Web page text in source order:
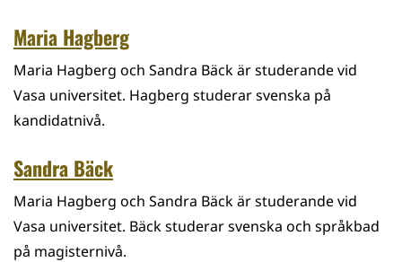
Maria Hagberg
Maria Hagberg och Sandra Bäck är studerande vid
Vasa universitet. Hagberg studerar svenska på
kandidatnivå.
Sandra Bäck
Maria Hagberg och Sandra Bäck är studerande vid
Vasa universitet. Bäck studerar svenska och språkbad
på magisternivå.